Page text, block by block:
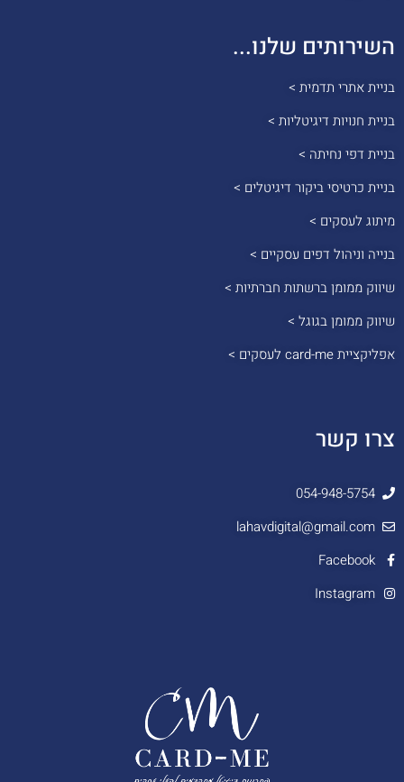
השירותים שלנו...
בניית אתרי תדמית >
בניית חנויות דיגיטליות >
בניית דפי נחיתה >
בניית כרטיסי ביקור דיגיטלים >
מיתוג לעסקים >
בנייה וניהול דפים עסקיים >
שיווק ממומן ברשתות חברתיות >
שיווק ממומן בגוגל >
אפליקציית card-me לעסקים >
צרו קשר
054-948-5754
lahavdigital@gmail.com
Facebook
Instagram